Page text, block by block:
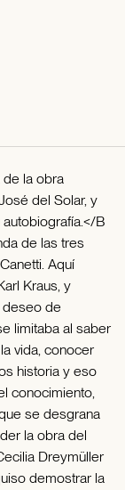
de la obra
del Solar, y
B
de las tres
Aquí
Kraus, y
deseo de
limitaba al saber
vida, conocer
historia y eso
conocimiento,
se desgrana
la obra del
Dreymüller
demostrar la